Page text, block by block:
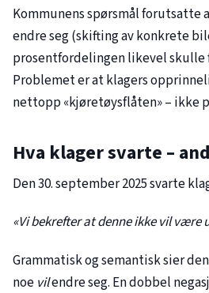
Kommunens spørsmål
endre seg (skifting av konkrete
prosentfordelingen likevel skulle
Problemet er at klagers
nettopp «kjøretøysflåten» – ikke
Hva klager svarte –
Den 30. september 2025 svarte
«Vi bekrefter at denne ikke vil være
Grammatisk og semantisk sier
noe vilendre seg. En dobbel